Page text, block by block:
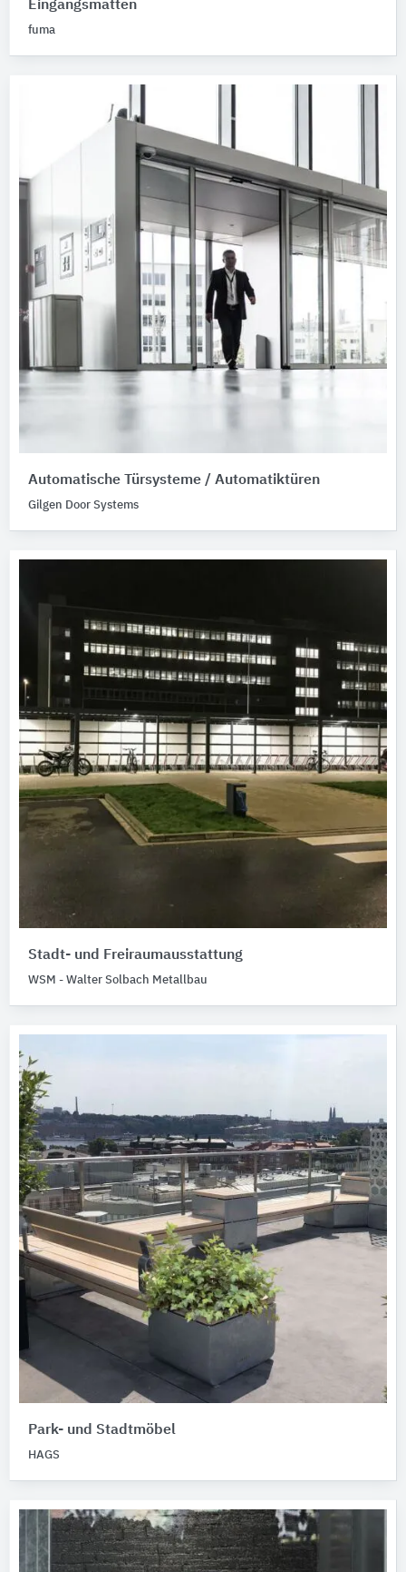
Eingangsmatten
fuma
Automatische Türsysteme / Automatiktüren
Gilgen Door Systems
Stadt- und Freiraumausstattung
WSM - Walter Solbach Metallbau
Park- und Stadtmöbel
HAGS